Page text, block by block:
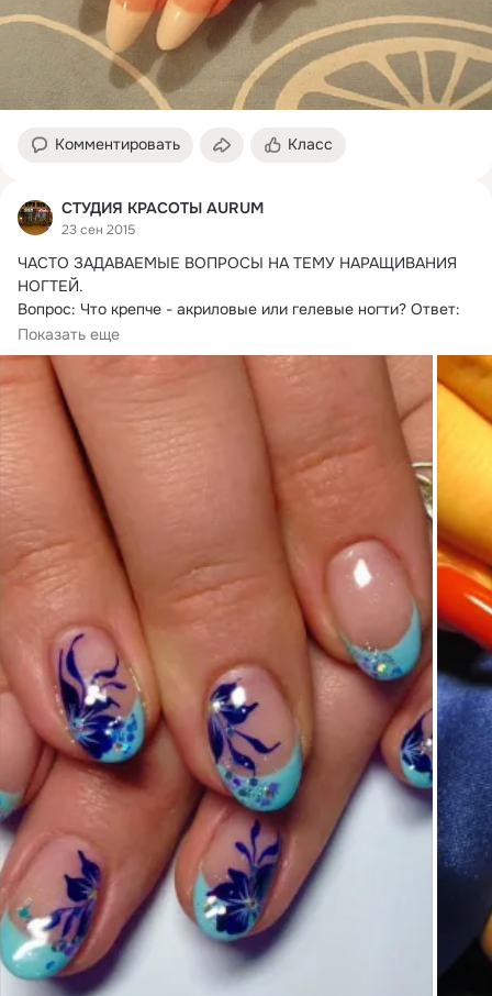
Комментировать Класс
СТУДИЯ КРАСОТЫ AURUM
23 сен 2015
ЧАСТО ЗАДАВАЕМЫЕ ВОПРОСЫ НА ТЕМУ НАРАЩИВАНИЯ
НОГТЕЙ.
Вопрос: Что крепче - акриловые или гелевые ногти? Ответ:
Все зависит от акрила...
Показать еще